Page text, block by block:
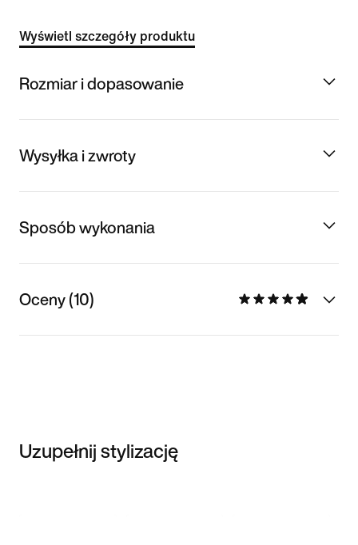
Wyświetl szczegóły produktu
Rozmiar i dopasowanie
Wysyłka i zwroty
Sposób wykonania
Oceny (10)
Uzupełnij stylizację